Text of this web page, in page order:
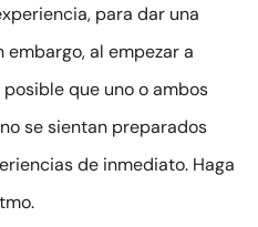
para dar una
embargo, al empezar a
que uno o ambos
se sientan preparados
de inmediato. Haga